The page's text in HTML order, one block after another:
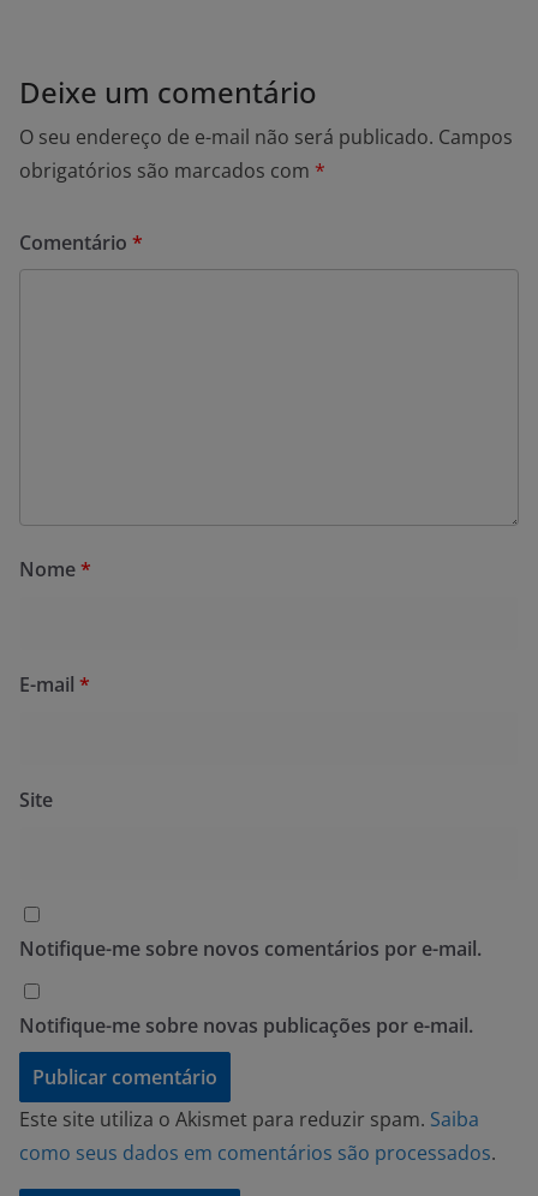
Deixe um comentário
O seu endereço de e-mail não será publicado. Campos
obrigatórios são marcados com *
Comentário *
Nome*
E-mail *
Site
Notifique-me sobre novos comentários por e-mail.
Notifique-me sobre novas publicações por e-mail.
Este site utiliza o Akismet para reduzir spam. Saiba
como seus dados em comentários são processados.